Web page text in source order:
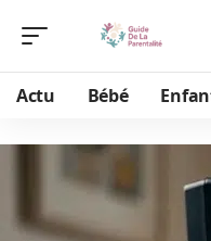
Actu Bébé